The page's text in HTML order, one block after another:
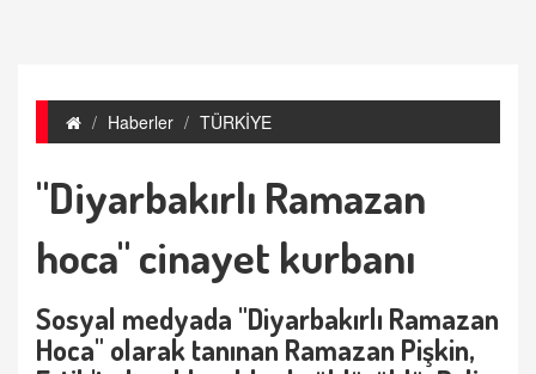
Haberler TÜRKİYE
"Diyarbakırlı Ramazan
hoca" cinayet kurbanı
Sosyal medyada "Diyarbakırlı Ramazan
Hoca" olarak tanınan Ramazan Pişkin,